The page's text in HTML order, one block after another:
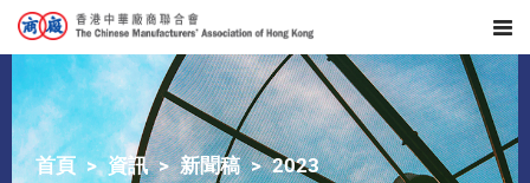
首頁 資訊 新聞稿 2023